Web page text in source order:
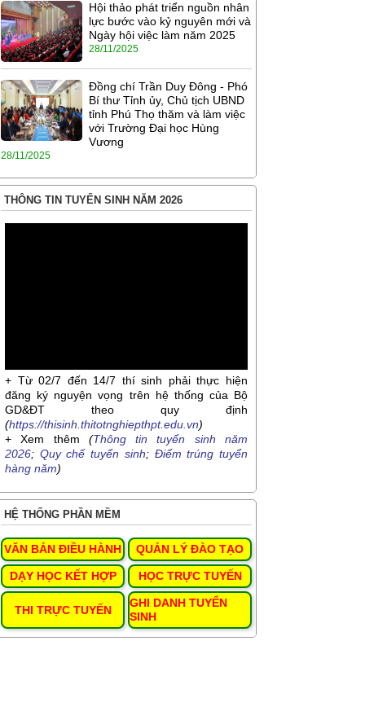
Hội thảo phát triển nguồn nhân
lực bước vào kỷ nguyên mới và
Ngày hội việc làm năm 2025
28/11/2025
Đồng chí Trần Duy Đông - Phó
Bí thư Tỉnh ủy, Chủ tịch UBND
tỉnh Phú Thọ thăm và làm việc
với Trường Đại học Hùng
Vương
28/11/2025
THÔNG TIN TUYỂN SINH NĂM 2026
+ Từ 02/7 đến 14/7 thí sinh phải thực hiện
đăng ký nguyện vọng trên hệ thống của Bộ
GD&ĐT theo quy định
(https://thisinh.thitotnghiepthpt.edu.vn)
+ Xem thêm (Thông tin tuyển sinh năm
2026; Quy chế tuyển sinh; Điểm trúng tuyển
hàng năm)
HỆ THỐNG PHẦN MỀM
VĂN BẢN ĐIỀU HÀNH QUẢN LÝ ĐÀO TẠO
DẠY HỌC KẾT HỢP HỌC TRỰC TUYẾN
THI TRỰC TUYẾN
GHI DANH TUYỂN
SINH